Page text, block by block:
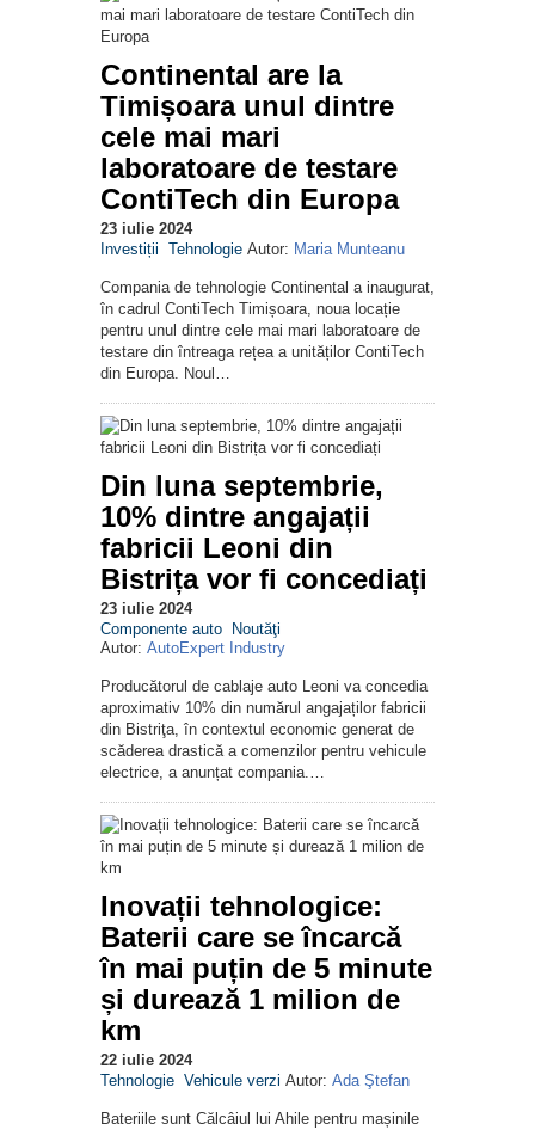
Continental are la
Timișoara unul dintre
cele mai mari
laboratoare de testare
ContiTech din Europa
23 iulie 2024
Investiții Tehnologie Autor: Maria Munteanu
Compania de tehnologie Continental a inaugurat,
în cadrul ContiTech Timișoara, noua locație
pentru unul dintre cele mai mari laboratoare de
testare din întreaga rețea a unităților ContiTech
din Europa. Noul…
Din luna septembrie,
10% dintre angajații
fabricii Leoni din
Bistrița vor fi concediați
23 iulie 2024
Componente auto
Noutăţi
Autor: AutoExpert Industry
Producătorul de cablaje auto Leoni va concedia
aproximativ 10% din numărul angajaților fabricii
din Bistriţa, în contextul economic generat de
scăderea drastică a comenzilor pentru vehicule
electrice, a anunțat compania.…
Inovații tehnologice:
Baterii care se încarcă
în mai puțin de 5 minute
și durează 1 milion de
km
22 iulie 2024
Tehnologie Vehicule verzi Autor: Ada Ştefan
Bateriile sunt Călcâiul lui Ahile pentru mașinile